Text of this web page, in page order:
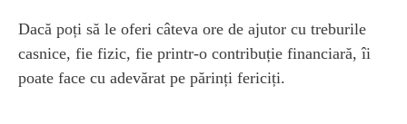
Dacă poți să le oferi câteva ore de ajutor cu treburile
casnice, fie fizic, fie printr-o contribuție financiară, îi
poate face cu adevărat pe părinți fericiți.